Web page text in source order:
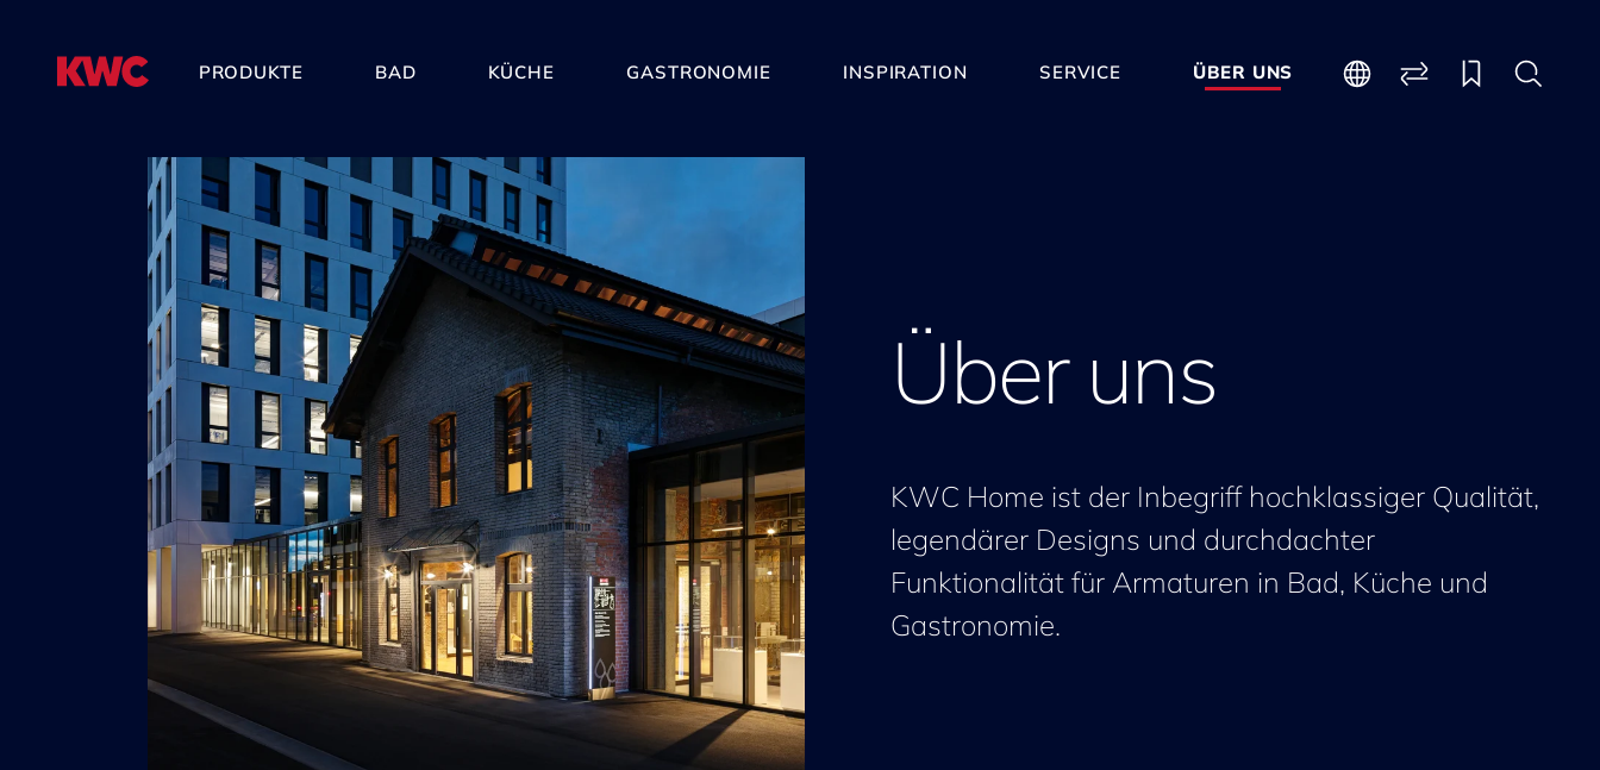
PRODUKTE BAD KÜCHE GASTRONOMIE INSPIRATION SERVICE ÜBER UNS
Über uns
KWC Home ist der Inbegriff hochklassiger Qualität,
legendärer Designs und durchdachter
Funktionalität für Armaturen in Bad, Küche und
Gastronomie.